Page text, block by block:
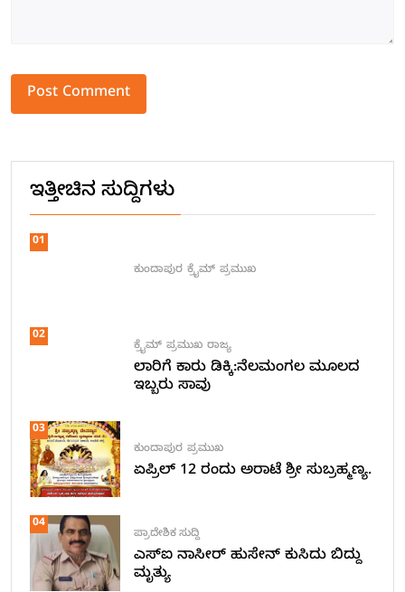
ಇತ್ತೀಚಿನ ಸುದ್ದಿಗಳು
01
ಕುಂದಾಪುರ ಕ್ರೈಮ್ ಪ್ರಮುಖ
02
ಕ್ರೈಮ್ ಪ್ರಮುಖ ರಾಜ್ಯ
ಲಾರಿಗೆ ಕಾರು ಡಿಕ್ಕಿ:ನೆಲಮಂಗಲ ಮೂಲದ
ಇಬ್ಬರು ಸಾವು
03
ಕುಂದಾಪುರ ಪ್ರಮುಖ
ಏಪ್ರಿಲ್ 12 ರಂದು ಅರಾಟೆ ಶ್ರೀ ಸುಬ್ರಹ್ಮಣ್ಯ.
04
ಪ್ರಾದೇಶಿಕ ಸುದ್ದಿ
ಎಸ್ಐ ನಾಸೀರ್ ಹುಸೇನ್ ಕುಸಿದು ಬಿದ್ದು
ಮೃತ್ಯು